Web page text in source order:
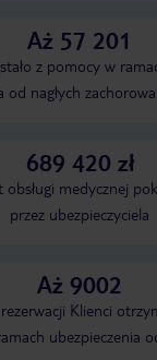
Aż 57 201
z pomocy w
od nagłych
689 420 zł
obsługi medycznej
przez ubezpieczyciela
Aż 9002
Klienci
ubezpieczenia